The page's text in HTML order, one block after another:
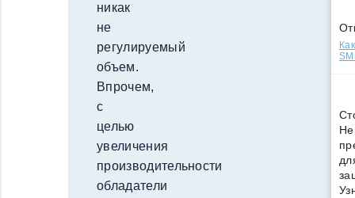
никак
не
регулируемый
объем.
Впрочем,
с
целью
увеличения
производительности
обладатели
Не